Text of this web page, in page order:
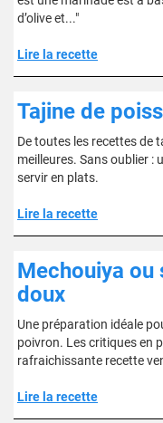
d’olive et..."
Lire la recette
Tajine de
De toutes les recettes de
meilleures. Sans oublier :
servir en plats.
Lire la recette
Mechouiya ou
doux
Une préparation idéale
poivron. Les critiques en
rafraichissante recette
Lire la recette